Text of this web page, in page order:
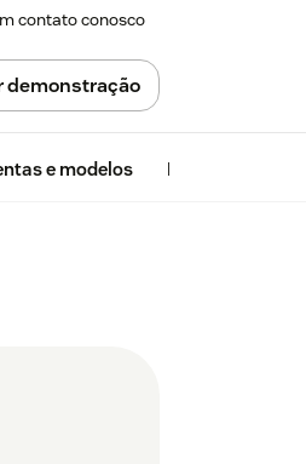
contato conosco
demonstração
e modelos Insights da